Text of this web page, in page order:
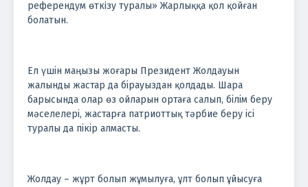
референдум өткiзу туралы» Жарлыққа қол қойған
болатын.
Ел үшін маңызы жоғары Президент Жолдауын
жалынды жастар да бірауыздан қолдады. Шара
барысында олар өз ойларын ортаға салып, білім беру
мәселелері, жастарға патриоттық тәрбие беру ісі
туралы да пікір алмасты.
Жолдау – жұрт болып жұмылуға, ұлт болып ұйысуға